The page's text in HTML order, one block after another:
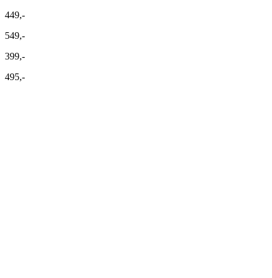
449,-
549,-
399,-
495,-